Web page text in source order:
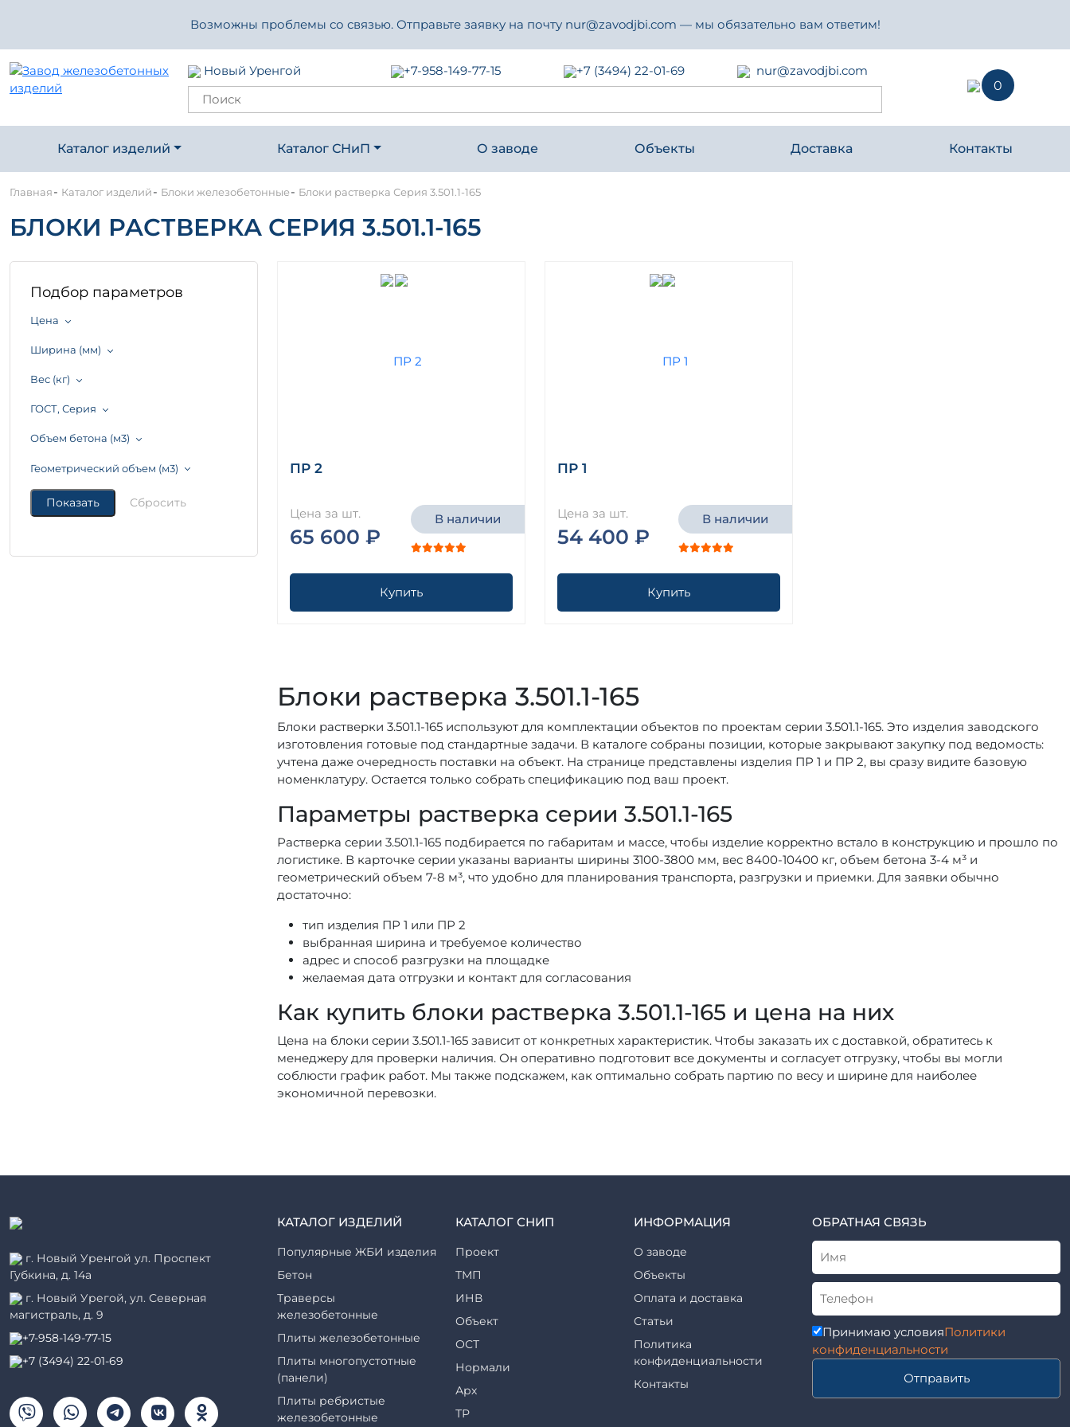
Возможны проблемы со связью. Отправьте заявку на почту nur@zavodjbi.com — мы обязательно вам ответим!
Новый Уренгой +7-958-149-77-15 +7 (3494) 22-01-69
nur@zavodjbi.com
0
Каталог изделий Каталог СНиП О заводе Объекты Доставка Контакты
Главная- Каталог изделий- Блоки железобетонные- Блоки растверка Серия 3.501.1-165
БЛОКИ РАСТВЕРКА СЕРИЯ 3.501.1-165
Подбор параметров
Цена
Ширина (мм)
Вес (кг)
ГОСТ, Серия
Объем бетона (м3)
Геометрический объем (м3) ПР 2
Цена за шт.
65 600 ₽
В наличии
Купить
ПР 1
Цена за шт.
54 400 ₽
В наличии
Купить
Блоки растверка 3.501.1-165
Блоки растверки 3.501.1-165 используют для комплектации объектов по проектам серии 3.501.1-165. Это изделия заводского
изготовления готовые под стандартные задачи. В каталоге собраны позиции, которые закрывают закупку под ведомость:
учтена даже очередность поставки на объект. На странице представлены изделия ПР 1 и ПР 2, вы сразу видите базовую
номенклатуру. Остается только собрать спецификацию под ваш проект.
Параметры растверка серии 3.501.1-165
Растверка серии 3.501.1-165 подбирается по габаритам и массе, чтобы изделие корректно встало в конструкцию и прошло по
логистике. В карточке серии указаны варианты ширины 3100-3800 мм, вес 8400-10400 кг, объем бетона 3-4 м³ и
геометрический объем 7-8 м³, что удобно для планирования транспорта, разгрузки и приемки. Для заявки обычно
достаточно:
тип изделия ПР 1 или ПР 2
выбранная ширина и требуемое количество
адрес и способ разгрузки на площадке
желаемая дата отгрузки и контакт для согласования
Как купить блоки растверка 3.501.1-165 и цена на них
Цена на блоки серии 3.501.1-165 зависит от конкретных характеристик. Чтобы заказать их с доставкой, обратитесь к
менеджеру для проверки наличия. Он оперативно подготовит все документы и согласует отгрузку, чтобы вы могли
соблюсти график работ. Мы также подскажем, как оптимально собрать партию по весу и ширине для наиболее
экономичной перевозки.
г. Новый Уренгой ул. Проспект
Губкина, д. 14а
г. Новый Урегой, ул. Северная
магистраль, д. 9
+7-958-149-77-15
+7 (3494) 22-01-69
КАТАЛОГ ИЗДЕЛИЙ
Популярные ЖБИ изделия
Бетон
Траверсы
железобетонные
Плиты железобетонные
Плиты многопустотные
(панели)
Плиты ребристые
железобетонные
КАТАЛОГ СНИП
Проект
ТМП
ИНВ
Объект
ОСТ
Нормали
Арх
ТР
ИНФОРМАЦИЯ
О заводе
Объекты
Оплата и доставка
Статьи
Политика
конфиденциальности
Контакты
ОБРАТНАЯ СВЯЗЬ
Принимаю условияПолитики
конфиденциальности
Отправить